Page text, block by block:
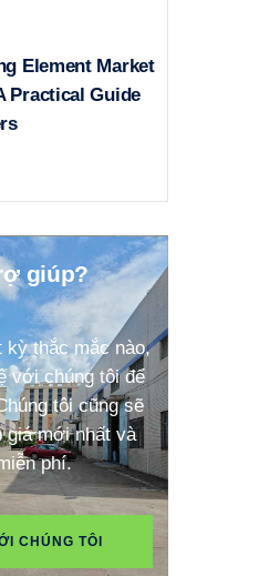
Element Market
Practical Guide
giúp?
kỳ thắc mắc nào,
với chúng tôi để
tôi cũng sẽ
giá mới nhất và
phí.
CHÚNG TÔI